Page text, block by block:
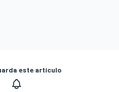
este artículo